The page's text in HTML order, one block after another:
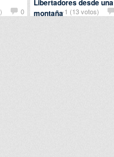
0 -1 (13 votos)
Libertadores desde una
montaña